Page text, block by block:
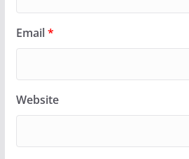
Email*
Website